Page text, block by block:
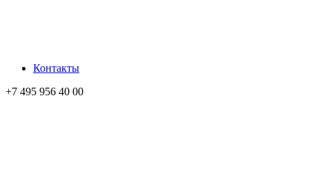
Контакты
+7 495 956 40 00